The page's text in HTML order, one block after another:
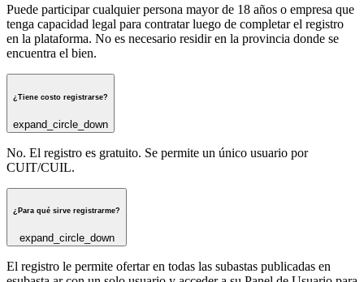
Puede participar cualquier persona mayor de 18 años o empresa que
tenga capacidad legal para contratar luego de completar el registro
en la plataforma. No es necesario residir en la provincia donde se
encuentra el bien.
¿Tiene costo registrarse?
expand_circle_down
No. El registro es gratuito. Se permite un único usuario por
CUIT/CUIL.
¿Para qué sirve registrarme?
expand_circle_down
El registro le permite ofertar en todas las subastas publicadas en